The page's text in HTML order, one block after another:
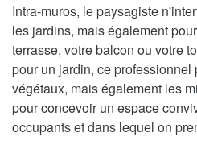
Intra-muros, le paysagiste
les jardins, mais également
terrasse, votre balcon ou votre
pour un jardin, ce professionnel
végétaux, mais également les
pour concevoir un espace
occupants et dans lequel on